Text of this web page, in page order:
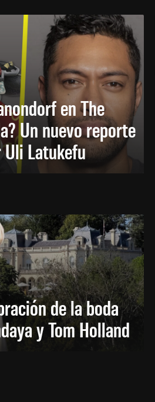
en The
Un nuevo reporte
Latukefu
de la boda
y Tom Holland